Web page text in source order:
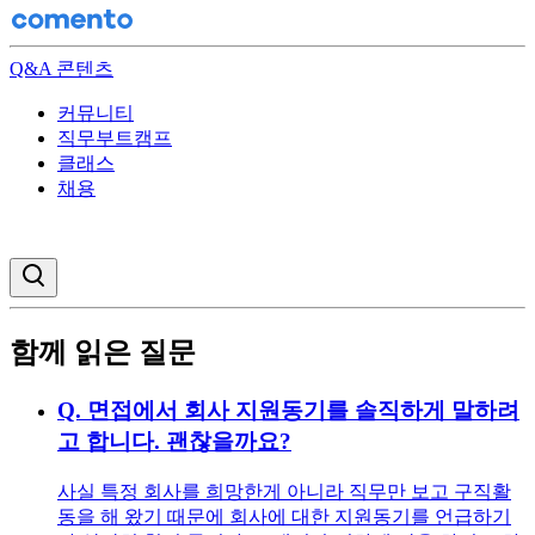
Q&A 콘텐츠
커뮤니티
직무부트캠프
클래스
채용
함께 읽은 질문
Q. 면접에서 회사 지원동기를 솔직하게 말하려
고 합니다. 괜찮을까요?
사실 특정 회사를 희망한게 아니라 직무만 보고 구직활
동을 해 왔기 때문에 회사에 대한 지원동기를 언급하기